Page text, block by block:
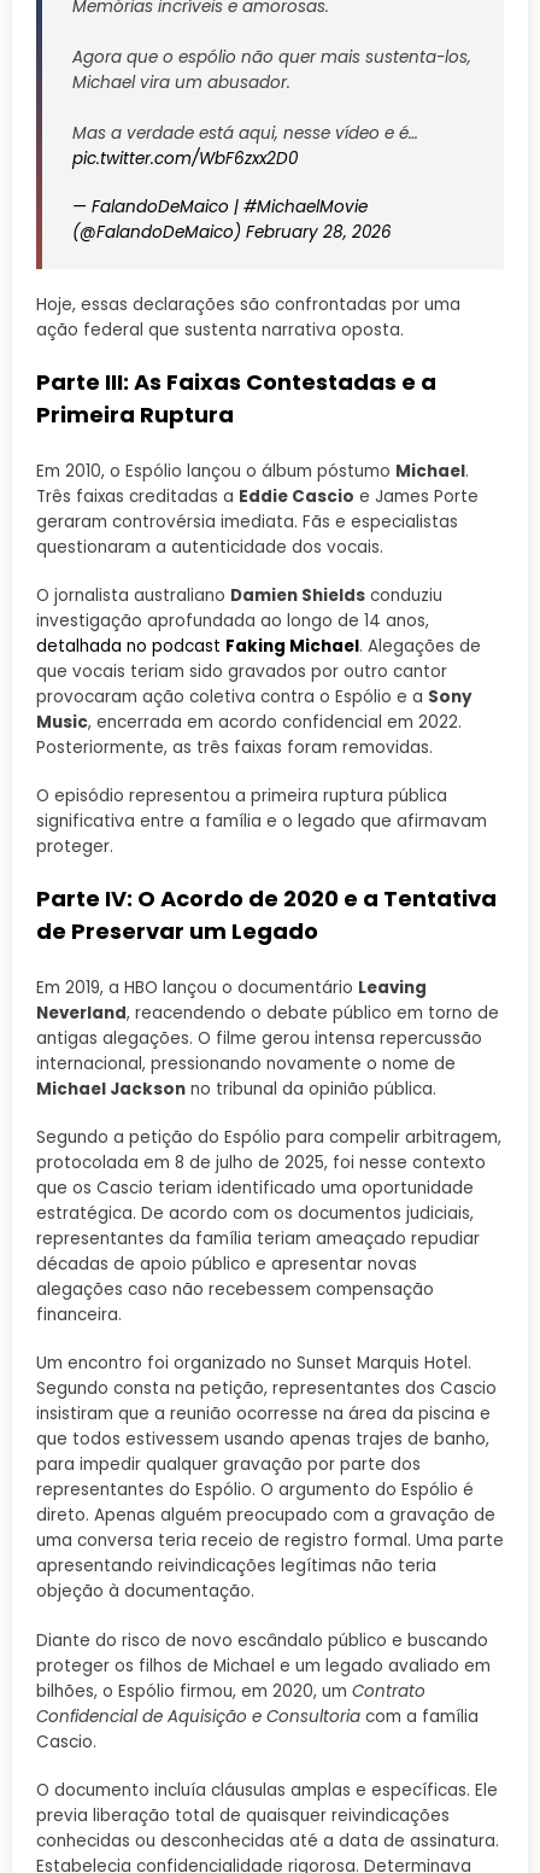
Memórias incríveis e amorosas.
Agora que o espólio não quer mais sustenta-los,
Michael vira um abusador.
Mas a verdade está aqui, nesse vídeo e é…
pic.twitter.com/WbF6zxx2D0
— FalandoDeMaico | #MichaelMovie
(@FalandoDeMaico) February 28, 2026
Hoje, essas declarações são confrontadas por uma
ação federal que sustenta narrativa oposta.
Parte III: As Faixas Contestadas e a
Primeira Ruptura
Em 2010, o Espólio lançou o álbum póstumo Michael.
Três faixas creditadas a Eddie Cascio e James Porte
geraram controvérsia imediata. Fãs e especialistas
questionaram a autenticidade dos vocais.
O jornalista australiano Damien Shields conduziu
investigação aprofundada ao longo de 14 anos,
detalhada no podcast Faking Michael. Alegações de
que vocais teriam sido gravados por outro cantor
provocaram ação coletiva contra o Espólio e a Sony
Music, encerrada em acordo confidencial em 2022.
Posteriormente, as três faixas foram removidas.
O episódio representou a primeira ruptura pública
significativa entre a família e o legado que afirmavam
proteger.
Parte IV: O Acordo de 2020 e a Tentativa
de Preservar um Legado
Em 2019, a HBO lançou o documentário Leaving
Neverland, reacendendo o debate público em torno de
antigas alegações. O filme gerou intensa repercussão
internacional, pressionando novamente o nome de
Michael Jackson no tribunal da opinião pública.
Segundo a petição do Espólio para compelir arbitragem,
protocolada em 8 de julho de 2025, foi nesse contexto
que os Cascio teriam identificado uma oportunidade
estratégica. De acordo com os documentos judiciais,
representantes da família teriam ameaçado repudiar
décadas de apoio público e apresentar novas
alegações caso não recebessem compensação
financeira.
Um encontro foi organizado no Sunset Marquis Hotel.
Segundo consta na petição, representantes dos Cascio
insistiram que a reunião ocorresse na área da piscina e
que todos estivessem usando apenas trajes de banho,
para impedir qualquer gravação por parte dos
representantes do Espólio. O argumento do Espólio é
direto. Apenas alguém preocupado com a gravação de
uma conversa teria receio de registro formal. Uma parte
apresentando reivindicações legítimas não teria
objeção à documentação.
Diante do risco de novo escândalo público e buscando
proteger os filhos de Michael e um legado avaliado em
bilhões, o Espólio firmou, em 2020, um Contrato
Confidencial de Aquisição e Consultoria com a família
Cascio.
O documento incluía cláusulas amplas e específicas. Ele
previa liberação total de quaisquer reivindicações
conhecidas ou desconhecidas até a data de assinatura.
Estabelecia confidencialidade rigorosa. Determinava